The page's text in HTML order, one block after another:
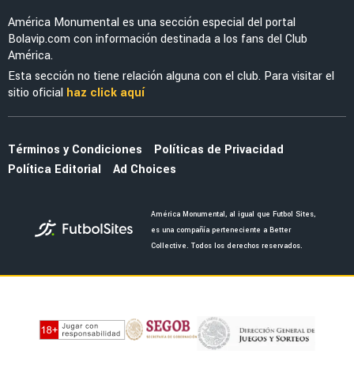
América Monumental es una sección especial del portal
Bolavip.com con información destinada a los fans del Club
América.
Esta sección no tiene relación alguna con el club. Para visitar el
sitio oficial haz click aquí
Términos y Condiciones
Políticas de Privacidad
Política Editorial
Ad Choices
América Monumental, al igual que Futbol Sites,
es una compañía perteneciente a Better
Collective. Todos los derechos reservados.